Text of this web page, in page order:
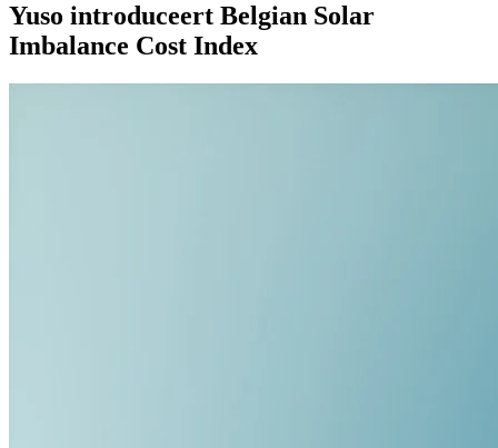
Yuso introduceert Belgian Solar
Imbalance Cost Index